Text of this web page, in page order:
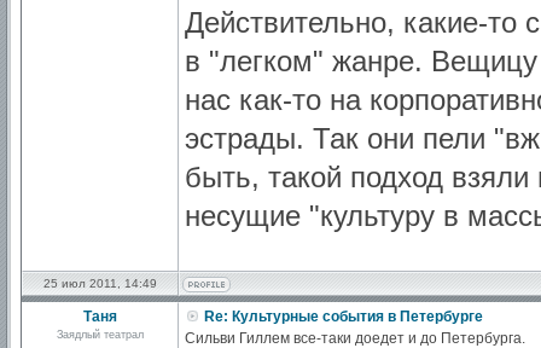
Действительно, какие-то
в "легком" жанре. Вещицу
нас как-то на
эстрады. Так они пели
быть, такой подход
несущие "культуру в
25 июл 2011, 14:49
Таня
Заядлый театрал
Re: Культурные события в Петербурге
Сильви Гиллем все-таки доедет и до Петербурга.